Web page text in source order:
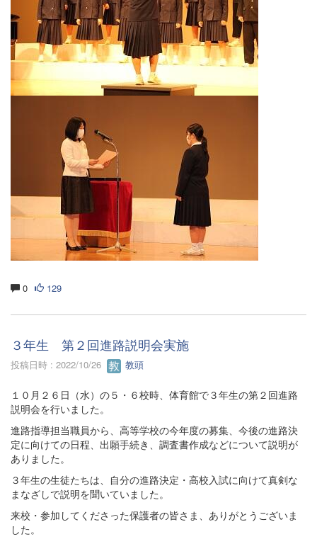
0 129
３年生 第２回進路説明会実施
投稿日時 : 2022/10/26 教頭
１０月２６日（水）の５・６校時、体育館で３年生の第２回進路
説明会を行いました。
進路指導担当職員から、高等学校の今年度の募集、今後の進路決
定に向けての日程、出願手続き、調査書作成などについて説明が
ありました。
３年生の生徒たちは、自分の進路決定・高校入試に向けて真剣な
まなざしで説明を聞いていました。
来校・参加してくださった保護者の皆さま、ありがとうございま
した。